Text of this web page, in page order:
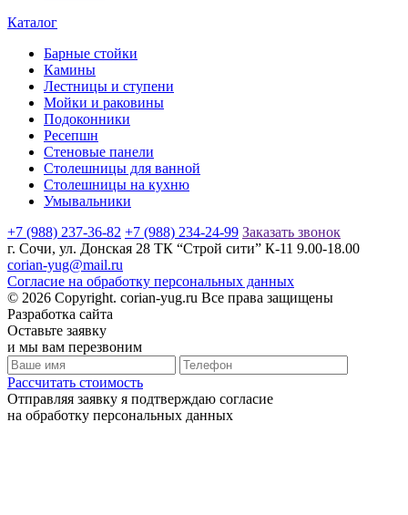
Каталог
Барные стойки
Камины
Лестницы и ступени
Мойки и раковины
Подоконники
Ресепшн
Стеновые панели
Столешницы для ванной
Столешницы на кухню
Умывальники
+7 (988) 237-36-82 +7 (988) 234-24-99 Заказать звонок
г. Сочи, ул. Донская 28 ТК “Строй сити” К-11 9.00-18.00
corian-yug@mail.ru
Согласие на обработку персональных данных
© 2026 Copyright. corian-yug.ru Все права защищены
Разработка сайта
Оставьте заявку
и мы вам перезвоним
Рассчитать стоимость
Отправляя заявку я подтверждаю согласие
на обработку персональных данных